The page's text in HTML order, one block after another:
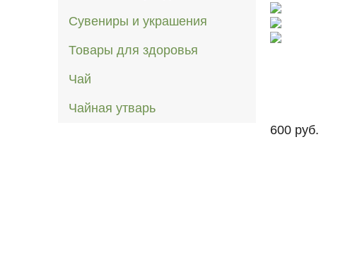
Сувениры и украшения
Товары для здоровья
Чай
Чайная утварь
600 руб.